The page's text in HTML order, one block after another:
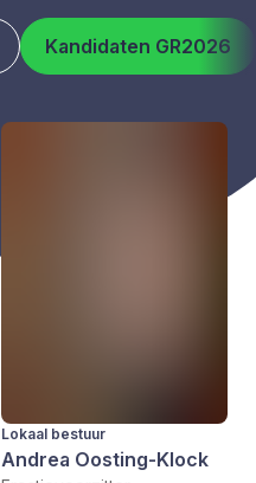
Kandidaten GR2026
Lokaal bestuur
Andrea Oosting-Klock